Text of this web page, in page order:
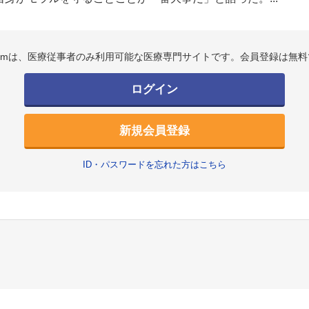
は、医療従事者のみ利用可能な医療専門サイトです。会員登録は無
ログイン
新規会員登録
ID・パスワードを忘れた方はこちら